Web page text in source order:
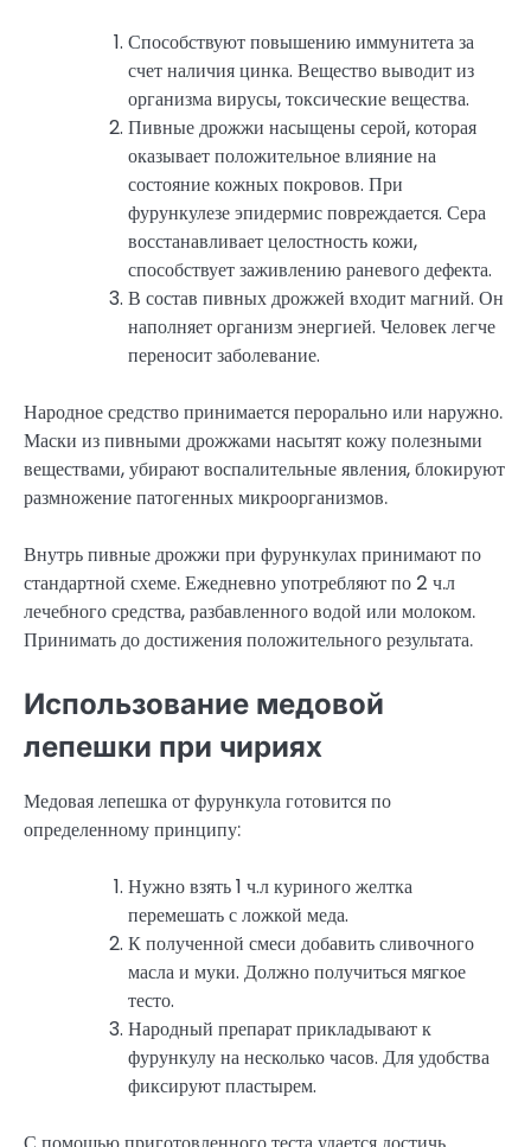
Способствуют повышению иммунитета за
счет наличия цинка. Вещество выводит из
организма вирусы, токсические вещества.
Пивные дрожжи насыщены серой, которая
оказывает положительное влияние на
состояние кожных покровов. При
фурункулезе эпидермис повреждается. Сера
восстанавливает целостность кожи,
способствует заживлению раневого дефекта.
В состав пивных дрожжей входит магний. Он
наполняет организм энергией. Человек легче
переносит заболевание.
Народное средство принимается перорально или наружно.
Маски из пивными дрожжами насытят кожу полезными
веществами, убирают воспалительные явления, блокируют
размножение патогенных микроорганизмов.
Внутрь пивные дрожжи при фурункулах принимают по
стандартной схеме. Ежедневно употребляют по 2 ч.л
лечебного средства, разбавленного водой или молоком.
Принимать до достижения положительного результата.
Использование медовой
лепешки при чириях
Медовая лепешка от фурункула готовится по
определенному принципу:
Нужно взять 1 ч.л куриного желтка
перемешать с ложкой меда.
К полученной смеси добавить сливочного
масла и муки. Должно получиться мягкое
тесто.
Народный препарат прикладывают к
фурункулу на несколько часов. Для удобства
фиксируют пластырем.